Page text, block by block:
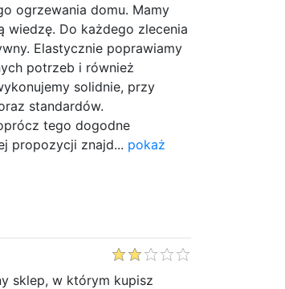
ogrzewania domu. Mamy
wiedzę. Do każdego zlecenia
Elastycznie poprawiamy
potrzeb i również
solidnie, przy
standardów.
tego dogodne
propozycji znajd... pokaż
sklep, w którym kupisz